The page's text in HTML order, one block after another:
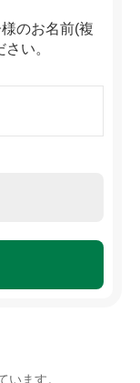
のお名前(複
い。
います。